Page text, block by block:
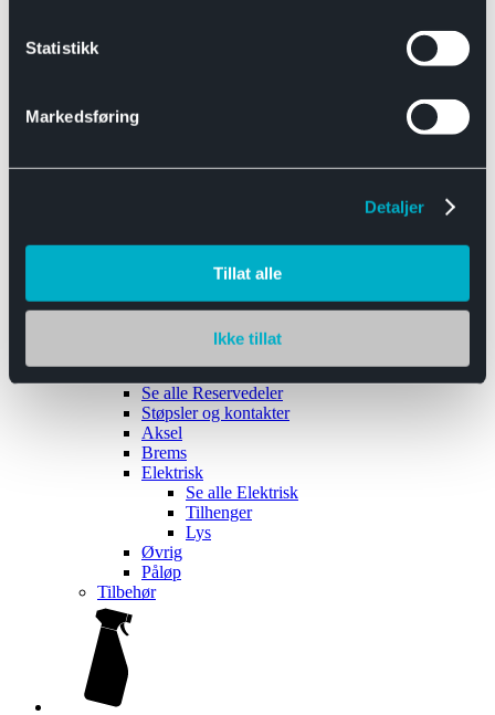
Statistikk
Markedsføring
Detaljer
Tillat alle
Ikke tillat
Båthengere
Reservedeler
Se alle Reservedeler
Støpsler og kontakter
Aksel
Brems
Elektrisk
Se alle Elektrisk
Tilhenger
Lys
Øvrig
Påløp
Tilbehør